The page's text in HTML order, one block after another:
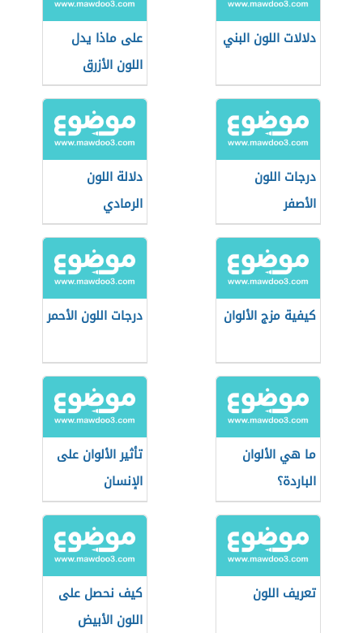
دلالات اللون البني
على ماذا يدل
اللون الأزرق
درجات اللون
الأصفر
دلالة اللون
الرمادي
كيفية مزج الألوان درجات اللون الأحمر
ما هي الألوان
الباردة؟
تأثير الألوان على
الإنسان
تعريف اللون
كيف نحصل على
اللون الأبيض